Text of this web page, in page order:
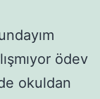
ödev
okuldan